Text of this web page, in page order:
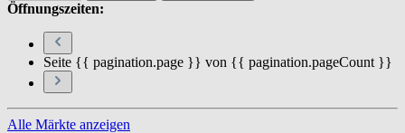
Öffnungszeiten:
Seite {{ pagination.page }} von {{ pagination.pageCount }}
Alle Märkte anzeigen